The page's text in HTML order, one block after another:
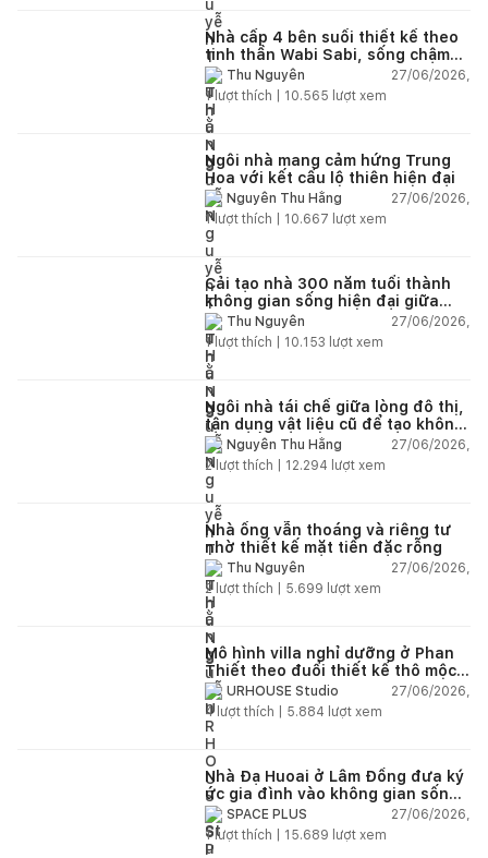
Nhà cấp 4 bên suối thiết kế theo
tinh thần Wabi Sabi, sống chậm
giữa thiên nhiên
Thu Nguyễn
27/06/2026,
1lượt thích | 10.565 lượt xem
Ngôi nhà mang cảm hứng Trung
Hoa với kết cấu lộ thiên hiện đại
Nguyễn Thu Hằng
27/06/2026,
1lượt thích | 10.667 lượt xem
Cải tạo nhà 300 năm tuổi thành
không gian sống hiện đại giữa
thiên nhiên
Thu Nguyễn
27/06/2026,
1lượt thích | 10.153 lượt xem
Ngôi nhà tái chế giữa lòng đô thị,
tận dụng vật liệu cũ để tạo không
gian sống linh hoạt
Nguyễn Thu Hằng
27/06/2026,
2lượt thích | 12.294 lượt xem
Nhà ống vẫn thoáng và riêng tư
nhờ thiết kế mặt tiền đặc rỗng
Thu Nguyễn
27/06/2026,
2lượt thích | 5.699 lượt xem
Mô hình villa nghỉ dưỡng ở Phan
Thiết theo đuổi thiết kế thô mộc
và vẻ đẹp nguyên bản
URHOUSE Studio
27/06/2026,
4lượt thích | 5.884 lượt xem
Nhà Đạ Huoai ở Lâm Đồng đưa ký
ức gia đình vào không gian sống
đương đại
SPACE PLUS
27/06/2026,
1lượt thích | 15.689 lượt xem